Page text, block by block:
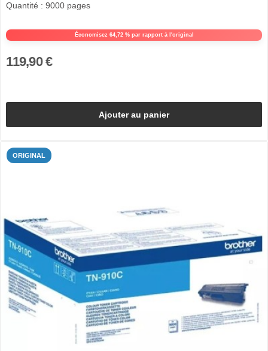
Économisez 64,72 % par rapport à l'original
Quantité : 9000 pages
119,90 €
Ajouter au panier
ORIGINAL